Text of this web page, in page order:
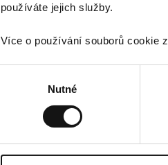
používáte jejich služby.
Více o používání souborů cookie
Nutné